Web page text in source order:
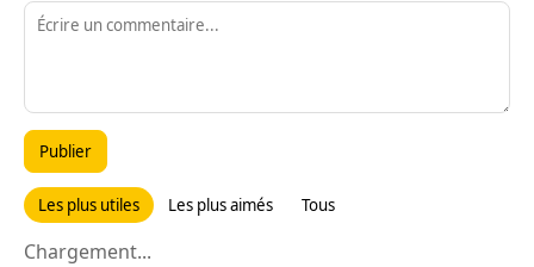
Publier
Les plus utiles Les plus aimés Tous
Chargement...